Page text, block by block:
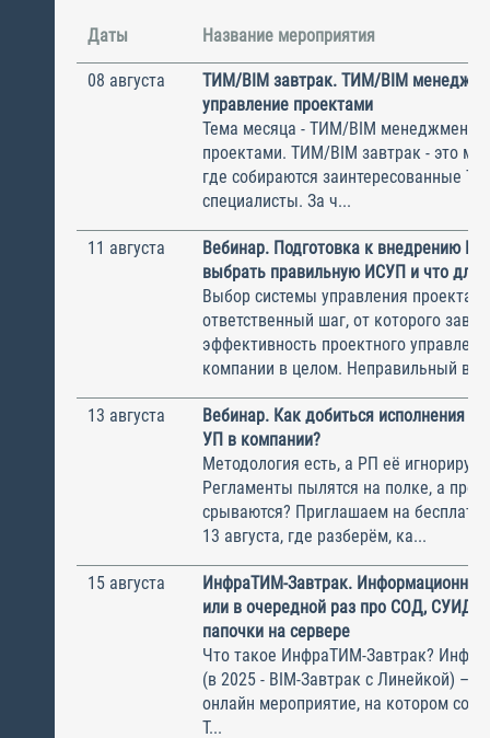
Даты Название мероприятия
08 августа
ТИМ/BIM завтрак. ТИМ/BIM
управление проектами
Тема месяца - ТИМ/BIM менеджмент и
проектами. ТИМ/BIM завтрак - это
где собираются заинтересованные
специалисты. За ч...
11 августа
Вебинар. Подготовка к внедрению
выбрать правильную ИСУП и что для
Выбор системы управления
ответственный шаг, от которого
эффективность проектного
компании в целом. Неправильный
13 августа
Вебинар. Как добиться исполнения
УП в компании?
Методология есть, а РП её
Регламенты пылятся на полке, а
срываются? Приглашаем на
13 августа, где разберём, ка...
15 августа
ИнфраТИМ-Завтрак.
или в очередной раз про СОД, СУИД и
папочки на сервере
Что такое ИнфраТИМ-Завтрак?
(в 2025 - BIM-Завтрак с Линейкой) –
онлайн мероприятие, на котором
Т...